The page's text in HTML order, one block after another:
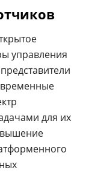
управления
для их